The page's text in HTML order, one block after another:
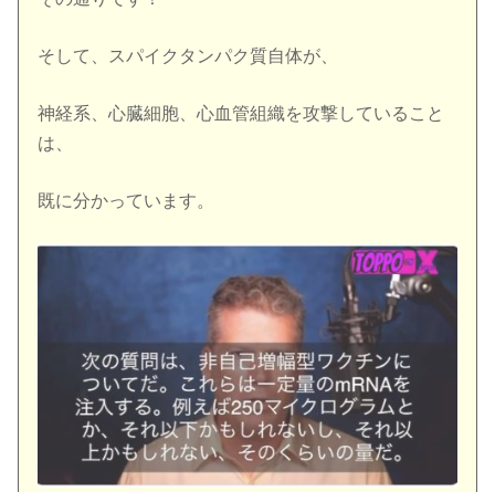
そして、スパイクタンパク質自体が、
神経系、心臓細胞、心血管組織を攻撃していること
は、
既に分かっています。